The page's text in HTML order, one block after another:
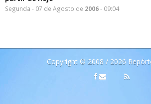
Segunda - 07 de Agosto de 2006- 09:04
Copyright © 2008 / 2026